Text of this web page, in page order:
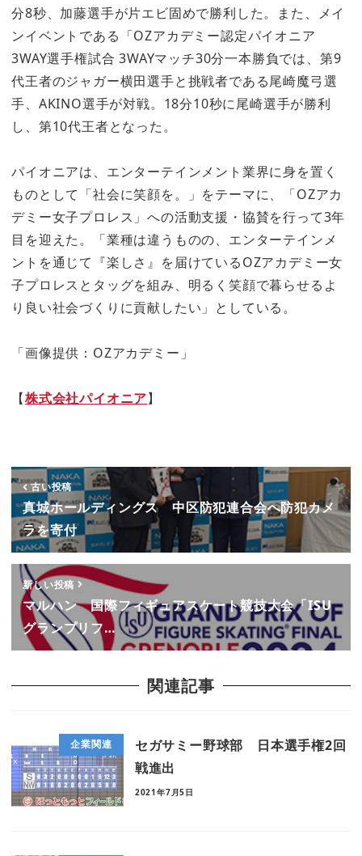
分8秒、加藤選手が片エビ固めで勝利した。また、メイ
ンイベントである「OZアカデミー認定パイオニア
3WAY選手権試合 3WAYマッチ30分一本勝負では、第9
代王者のジャガー横田選手と挑戦者である尾崎魔弓選
手、AKINO選手が対戦。18分10秒に尾崎選手が勝利
し、第10代王者となった。
パイオニアは、エンターテインメント業界に身を置く
ものとして「社会に笑顔を。」をテーマに、「OZアカ
デミー女子プロレス」への活動支援・協賛を行って3年
目を迎えた。「業種は違うものの、エンターテインメ
ントを通じて『楽しさ』を届けているOZアカデミー女
子プロレスとタッグを組み、明るく笑顔で暮らせるよ
り良い社会づくりに貢献したい」としている。
「画像提供：OZアカデミー」
【株式会社パイオニア】
古い投稿
真城ホールディングス 中区防犯連合会へ防犯カメ
ラを寄付
新しい投稿
マルハン 国際フィギュアスケート競技大会「ISU
グランプリフ…
関連記事
企業関連
セガサミー野球部 日本選手権2回
戦進出
2021年7月5日